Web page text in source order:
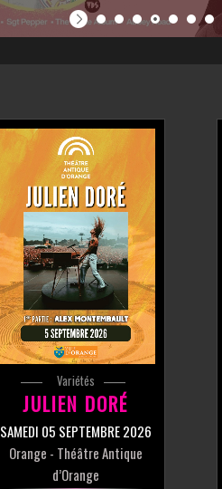
Variétés
JULIEN DORÉ
SAMEDI 05 SEPTEMBRE 2026
Orange - Théâtre Antique
d’Orange